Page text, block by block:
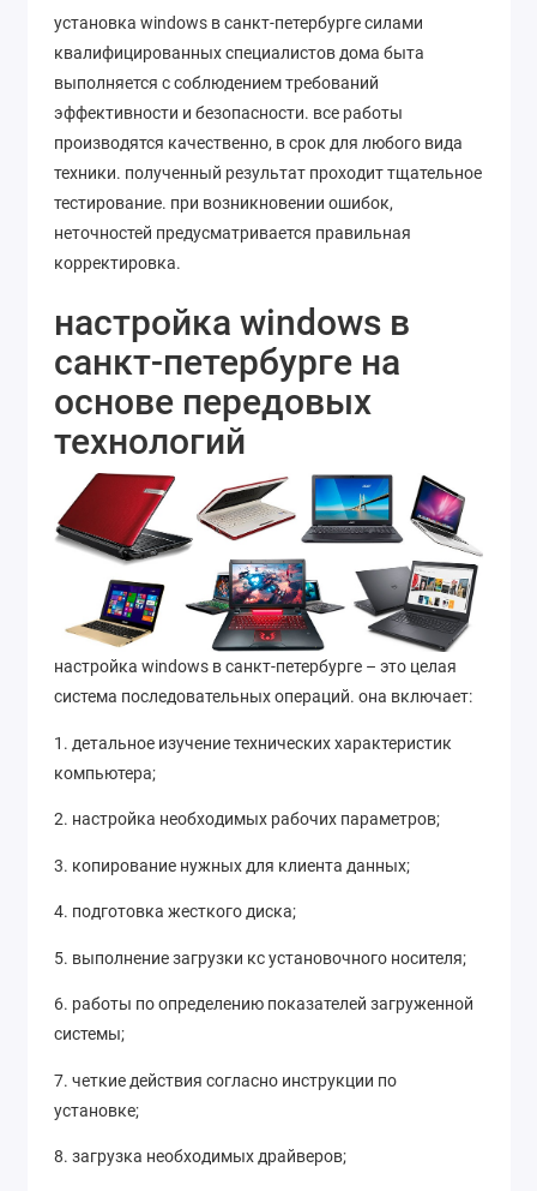
установка windows в санкт-петербурге силами
квалифицированных специалистов дома быта
выполняется с соблюдением требований
эффективности и безопасности. все работы
производятся качественно, в срок для любого вида
техники. полученный результат проходит тщательное
тестирование. при возникновении ошибок,
неточностей предусматривается правильная
корректировка.
настройка windows в
санкт-петербурге на
основе передовых
технологий
настройка windows в санкт-петербурге – это целая
система последовательных операций. она включает:
1. детальное изучение технических характеристик
компьютера;
2. настройка необходимых рабочих параметров;
3. копирование нужных для клиента данных;
4. подготовка жесткого диска;
5. выполнение загрузки кс установочного носителя;
6. работы по определению показателей загруженной
системы;
7. четкие действия согласно инструкции по
установке;
8. загрузка необходимых драйверов;